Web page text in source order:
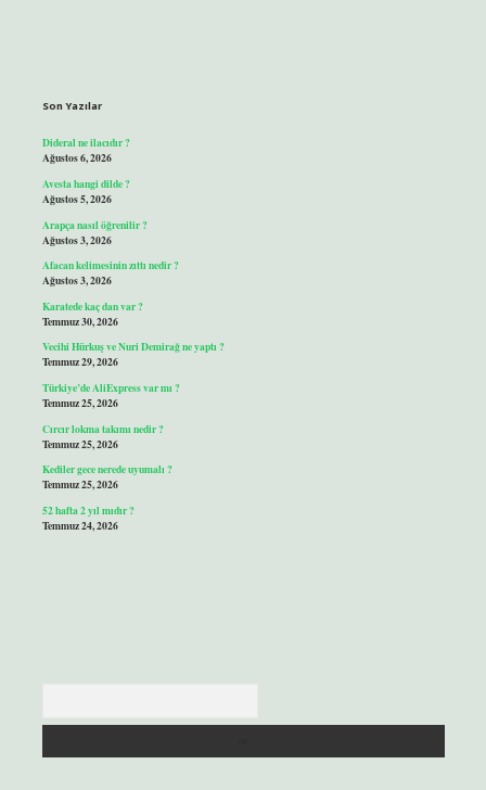
Son Yazılar
Dideral ne ilacıdır ?
Ağustos 6, 2026
Avesta hangi dilde ?
Ağustos 5, 2026
Arapça nasıl öğrenilir ?
Ağustos 3, 2026
Afacan kelimesinin zıttı nedir ?
Ağustos 3, 2026
Karatede kaç dan var ?
Temmuz 30, 2026
Vecihi Hürkuş ve Nuri Demirağ ne yaptı ?
Temmuz 29, 2026
Türkiye’de AliExpress var mı ?
Temmuz 25, 2026
Cırcır lokma takımı nedir ?
Temmuz 25, 2026
Kediler gece nerede uyumalı ?
Temmuz 25, 2026
52 hafta 2 yıl mıdır ?
Temmuz 24, 2026